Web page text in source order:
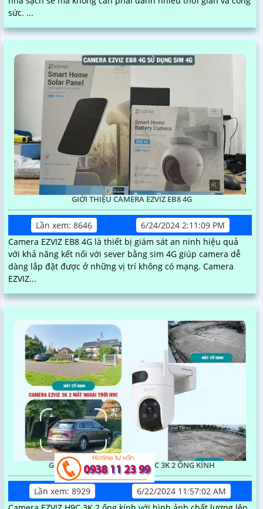
sức. ...
GIỚI THIỆU CAMERA EZVIZ EB8 4G
Lần xem: 8646
6/24/2024 2:11:09 PM
Camera EZVIZ EB8 4G là thiết bị giám sát an ninh hiệu quả
với khả năng kết nối với sever bằng sim 4G giúp camera dễ
dàng lắp đặt được ở những vị trí không có mạng. Camera
EZVIZ...
GIỚI THIỆU CAMERA EZVIZ H9C 3K 2 ỐNG KÍNH
Lần xem: 8929
6/22/2024 11:57:02 AM